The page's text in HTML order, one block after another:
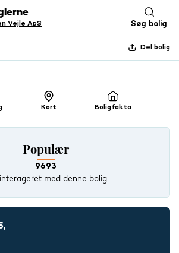
Vejle ApS Søg bolig
Del bolig
+ 24 BILLEDER
Boligfakta
Kort
Populær
9693
med denne bolig